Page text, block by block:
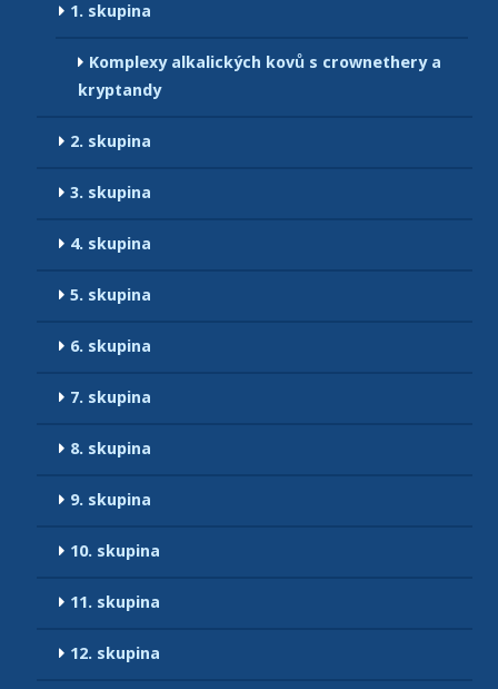
1. skupina
Komplexy alkalických kovů s crownethery a
kryptandy
2. skupina
3. skupina
4. skupina
5. skupina
6. skupina
7. skupina
8. skupina
9. skupina
10. skupina
11. skupina
12. skupina